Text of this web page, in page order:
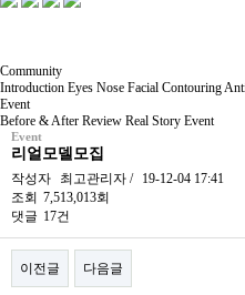
Community
Introduction Eyes Nose Facial Contouring
Event
Before & After Review Real Story Event
Event
리얼모델모집
작성자 최고관리자 / 19-12-04 17:41
조회 7,513,013회
댓글 17건
이전글 다음글